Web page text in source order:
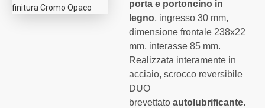
porta e portoncino in
legno, ingresso 30 mm,
dimensione frontale 238x22
mm, interasse 85 mm.
Realizzata interamente in
acciaio, scrocco reversibile
DUO
brevettato autolubrificante.